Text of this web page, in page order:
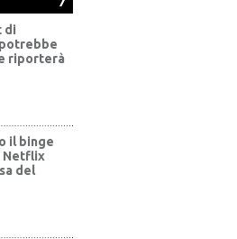
di
riporterà
il binge
Netflix
del